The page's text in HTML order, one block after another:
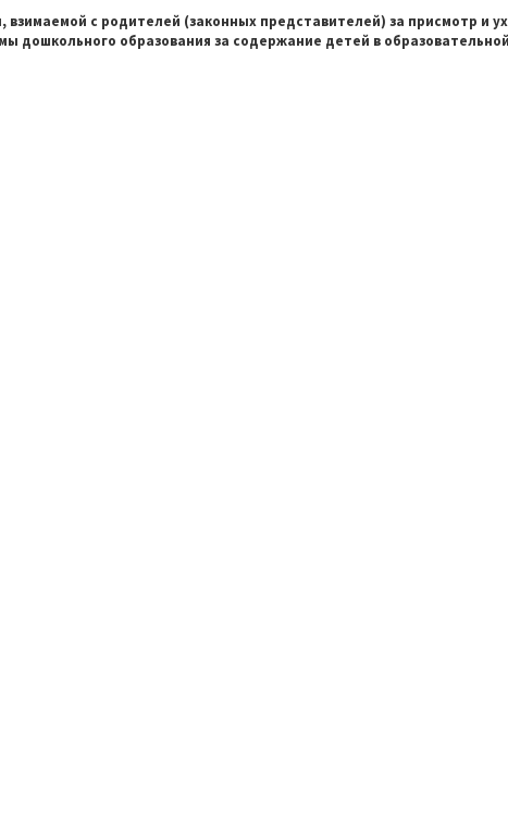
с родителей (законных представителей) за присмотр и
дошкольного образования за содержание детей в